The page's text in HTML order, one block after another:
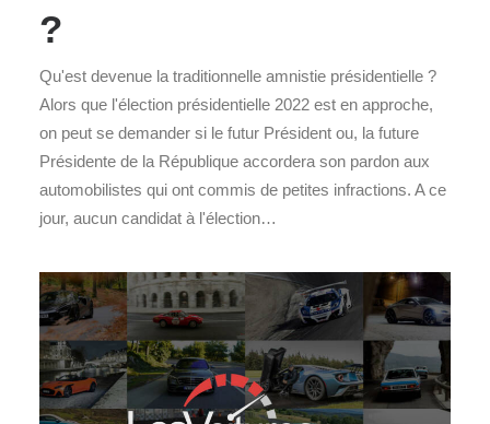
?
Qu'est devenue la traditionnelle amnistie présidentielle ?
Alors que l'élection présidentielle 2022 est en approche,
on peut se demander si le futur Président ou, la future
Présidente de la République accordera son pardon aux
automobilistes qui ont commis de petites infractions. A ce
jour, aucun candidat à l'élection…